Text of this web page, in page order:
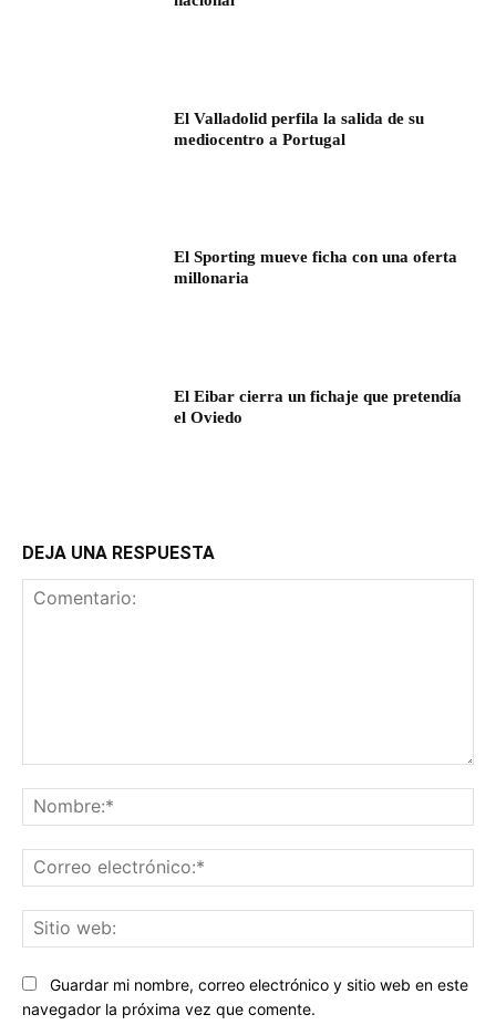
El Valladolid perfila la salida de su
mediocentro a Portugal
El Sporting mueve ficha con una oferta
millonaria
El Eibar cierra un fichaje que pretendía
el Oviedo
DEJA UNA RESPUESTA
Guardar mi nombre, correo electrónico y sitio web en este
navegador la próxima vez que comente.